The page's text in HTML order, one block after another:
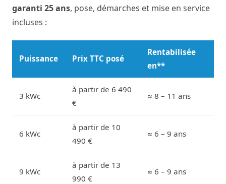
garanti 25 ans, pose, démarches et mise en service
incluses :
Puissance Prix TTC posé
Rentabilisée
en**
3 kWc
à partir de 6 490
€
≈ 8 – 11 ans
6 kWc
à partir de 10
490 €
≈ 6 – 9 ans
9 kWc
à partir de 13
990 €
≈ 6 – 9 ans